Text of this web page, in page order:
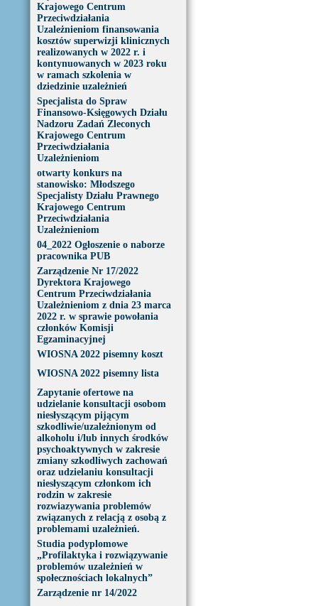
Krajowego Centrum
Przeciwdziałania
Uzależnieniom finansowania
kosztów superwizji klinicznych
realizowanych w 2022 r. i
kontynuowanych w 2023 roku
w ramach szkolenia w
dziedzinie uzależnień
Specjalista do Spraw
Finansowo-Księgowych Działu
Nadzoru Zadań Zleconych
Krajowego Centrum
Przeciwdziałania
Uzależnieniom
otwarty konkurs na
stanowisko: Młodszego
Specjalisty Działu Prawnego
Krajowego Centrum
Przeciwdziałania
Uzależnieniom
04_2022 Ogłoszenie o naborze
pracownika PUB
Zarządzenie Nr 17/2022
Dyrektora Krajowego
Centrum Przeciwdziałania
Uzależnieniom z dnia 23 marca
2022 r. w sprawie powołania
członków Komisji
Egzaminacyjnej
WIOSNA 2022 pisemny koszt
WIOSNA 2022 pisemny lista
Zapytanie ofertowe na
udzielanie konsultacji osobom
niesłyszącym pijącym
szkodliwie/uzależnionym od
alkoholu i/lub innych środków
psychoaktywnych w zakresie
zmiany szkodliwych zachowań
oraz udzielaniu konsultacji
niesłyszącym członkom ich
rodzin w zakresie
rozwiazywania problemów
związanych z relacją z osobą z
problemami uzależnień.
Studia podyplomowe
„Profilaktyka i rozwiązywanie
problemów uzależnień w
społecznościach lokalnych”
Zarządzenie nr 14/2022